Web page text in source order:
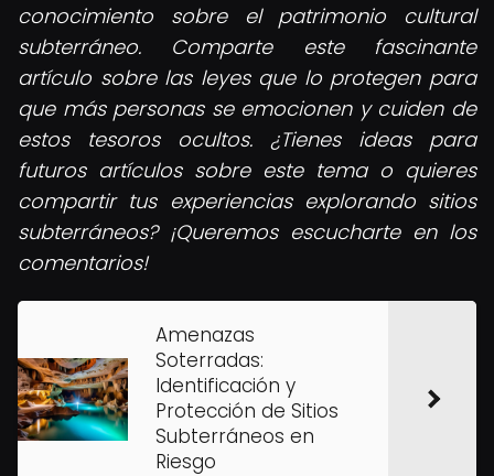
conocimiento sobre el patrimonio cultural
subterráneo. Comparte este fascinante
artículo sobre las leyes que lo protegen para
que más personas se emocionen y cuiden de
estos tesoros ocultos. ¿Tienes ideas para
futuros artículos sobre este tema o quieres
compartir tus experiencias explorando sitios
subterráneos? ¡Queremos escucharte en los
comentarios!
Amenazas
Soterradas:
Identificación y
Protección de Sitios
Subterráneos en
Riesgo